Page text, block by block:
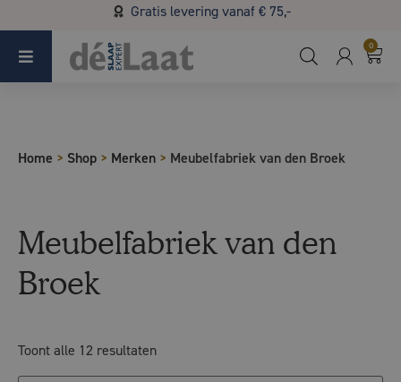
Gratis levering vanaf € 75,-
Koopzondag 29 maart in Bladel van 13.00 - 17.00
0
Home > Shop > Merken > Meubelfabriek van den Broek
Meubelfabriek van den
Broek
Toont alle 12 resultaten